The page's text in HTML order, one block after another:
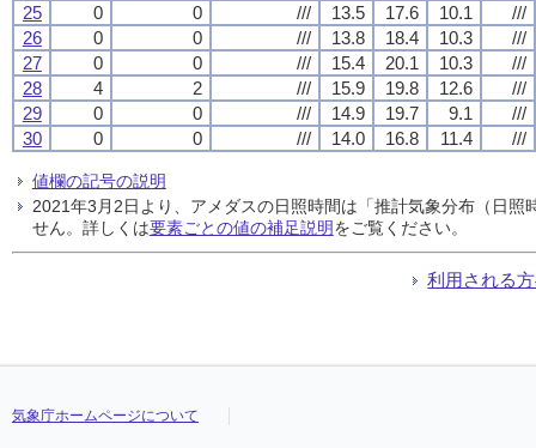
25
0 0 /// 13.5 17.6 10.1
///
26
0 0 /// 13.8 18.4 10.3
///
27
0 0 /// 15.4 20.1 10.3
///
28
4 2 /// 15.9 19.8 12.6
///
29
0 0 /// 14.9 19.7 9.1
///
30
0 0 /// 14.0 16.8 11.4 ///
値欄の記号の説明
2021年3月2日より、アメダスの日照時間は「推計気象分布（日
せん。詳しくは要素ごとの値の補足説明をご覧ください。
利用される
気象庁ホームページについて